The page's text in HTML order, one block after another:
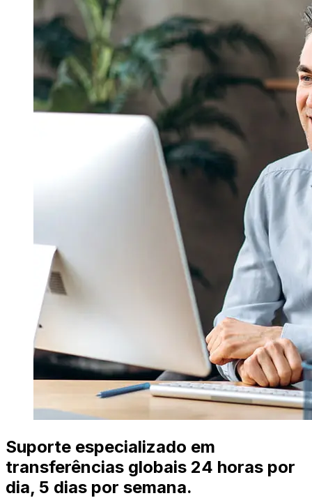
Suporte especializado em
transferências globais 24 horas por
dia, 5 dias por semana.